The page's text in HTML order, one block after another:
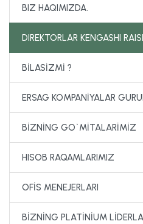
BIZ HAQIMIZDA.
DIREKTORLAR KENGASHI
BİLASİZMİ ?
ERSAG KOMPANİYALAR
BİZNİNG GO`MİTALARİMİZ
HISOB RAQAMLARIMIZ
OFİS MENEJERLARI
BİZNİNG PLATİNİUM